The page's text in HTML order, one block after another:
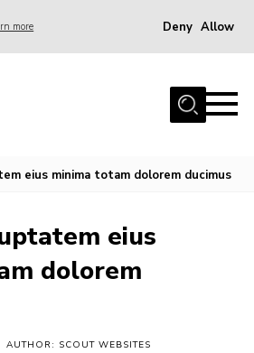
more Deny Allow
eius minima totam dolorem ducimus
eius
dolorem
AUTHOR: SCOUT WEBSITES